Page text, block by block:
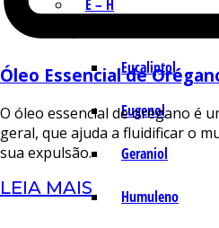
E – H
Eucaliptol
Eugenol
Geraniol
Humuleno
Óleo Essencial de
O óleo essencial de orégano é
geral, que ajuda a fluidificar o
sua expulsão.
LEIA MAIS